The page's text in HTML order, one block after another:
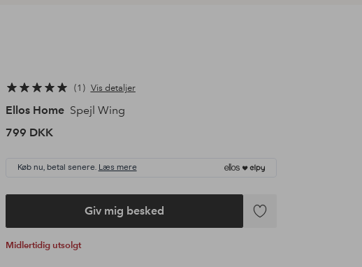
1
Vis detaljer
Ellos Home Spejl Wing
799 DKK
Køb nu, betal senere. Læs mere
Giv mig besked
Tilføj
Midlertidig utsolgt